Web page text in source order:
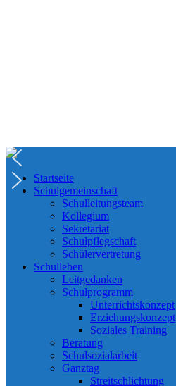
Startseite
Schulgemeinschaft
Schulleitungsteam
Kollegium
Sekretariat
Schulpflegschaft
Schülervertretung
Schulleben
Leitgedanken
Schulprogramm
Unterrichtskonzept
Erziehungskonzept
Soziales Training
Beratung
Schulsozialarbeit
Ganztag
Streitschlichtung